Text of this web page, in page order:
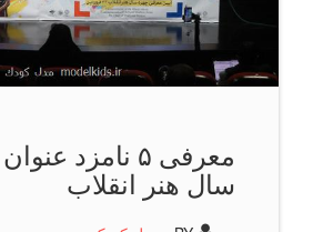
معرفی ۵ نامزد عنوان چهره
سال هنر انقلاب